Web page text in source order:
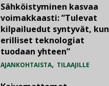
Sähköistyminen kasvaa
voimakkaasti: ”Tulevat
kilpailuedut syntyvät, kun
erilliset teknologiat
tuodaan yhteen”
AJANKOHTAISTA, TILAAJILLE